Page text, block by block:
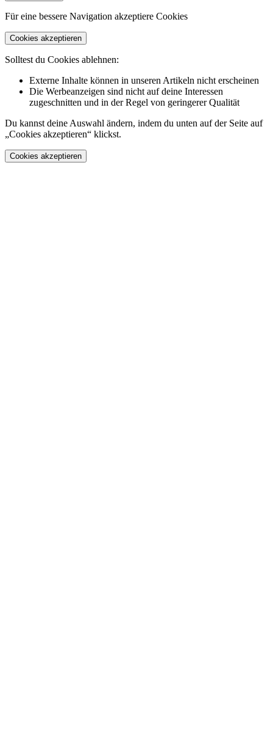
Für eine bessere Navigation akzeptiere Cookies
Cookies akzeptieren
Solltest du Cookies ablehnen:
Externe Inhalte können in unseren Artikeln nicht erscheinen
Die Werbeanzeigen sind nicht auf deine Interessen
zugeschnitten und in der Regel von geringerer Qualität
Du kannst deine Auswahl ändern, indem du unten auf der Seite auf
„Cookies akzeptieren“ klickst.
Cookies akzeptieren